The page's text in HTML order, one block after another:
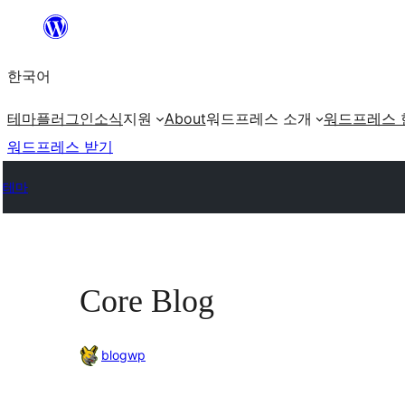
츠
로
로
가
기
한국어
테마플러그인소식지원 About워드프레스 소개 워드프레스
워드프레스 받기
테마
Core Blog
blogwp